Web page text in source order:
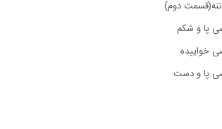
دوم)
پا و شکم
خواییده
پا و دست